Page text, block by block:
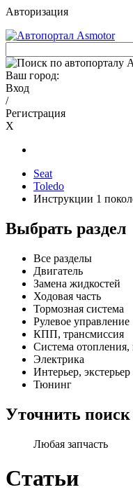
Авторизация
Ваш город:
Вход
/
Регистрация
X
Seat
Toledo
Инструкции 1
Выбрать раздел
Все разделы
Двигатель
Замена жидкостей
Ходовая часть
Тормозная система
Рулевое управление
КПП, трансмиссия
Система
Электрика
Интерьер, экстерьер
Тюнинг
Уточнить поиск
Любая запчасть
Статьи